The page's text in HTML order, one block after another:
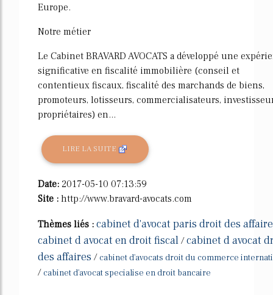
Europe.
Notre métier
Le Cabinet BRAVARD AVOCATS a développé une
significative en fiscalité immobilière (conseil et
contentieux fiscaux, fiscalité des marchands de biens,
promoteurs, lotisseurs, commercialisateurs,
propriétaires) en...
LIRE LA SUITE
Date: 2017-05-10 07:13:59
Site : http://www.bravard-avocats.com
Thèmes liés : cabinet d'avocat paris droit des
cabinet d avocat en droit fiscal /cabinet d avocat
des affaires / cabinet d'avocats droit du commerce
/ cabinet d'avocat specialise en droit bancaire